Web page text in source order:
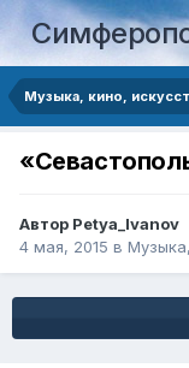
Музыка, кино,
Автор Petya_Ivanov
4 мая, 2015 в